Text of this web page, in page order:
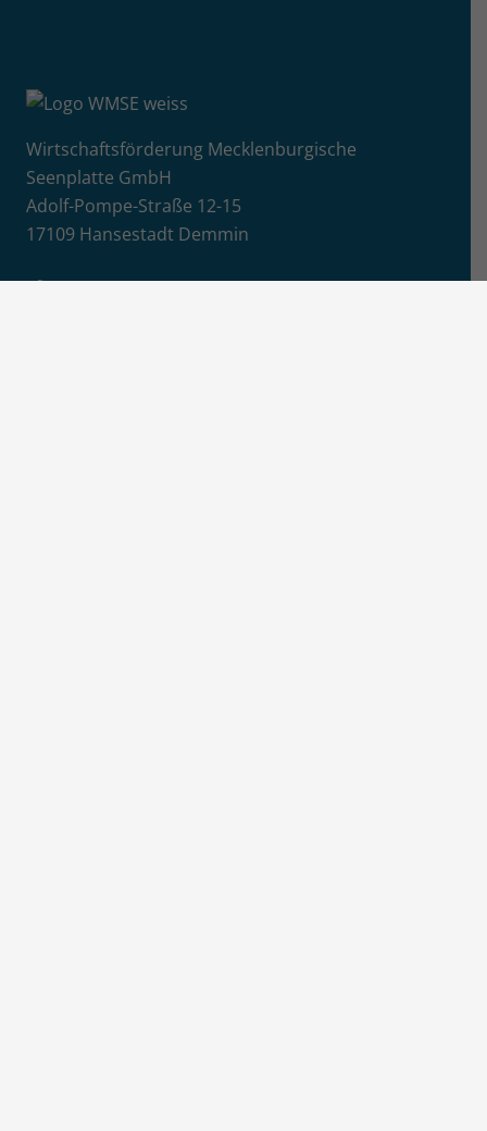
Wirtschaftsförderung Mecklenburgische
Seenplatte GmbH
Adolf-Pompe-Straße 12-15
17109 Hansestadt Demmin
+49 (0)395 57087 4850